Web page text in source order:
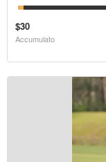
$30
Accumulato